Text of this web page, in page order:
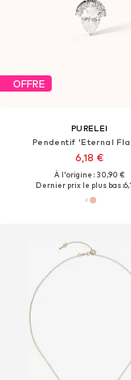
OFFRE
PURELEI
Pendentif 'Eternal
6,18 €
À l'origine : 30,90 €
Dernier prix le plus bas :